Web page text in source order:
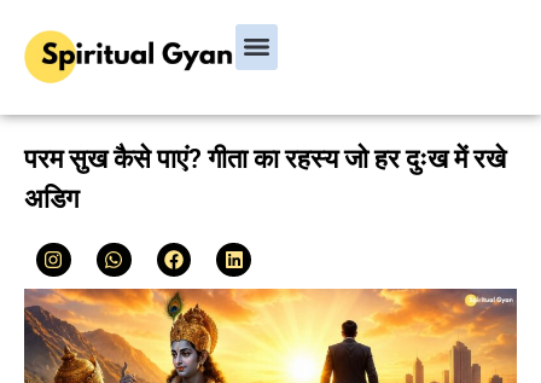
परम सुख कैसे पाएं? गीता का रहस्य जो हर दुःख में रखे
अडिग